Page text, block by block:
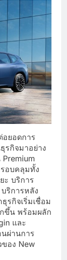
อยอดการ
รกิจมาอย่าง
อบคลุมทั้ง
ะ บริการ
ริการหลัง
รกิจเริ่มเชื่อม
ขึ้น พร้อมผลัก
และ
ผ่านการ
อง New